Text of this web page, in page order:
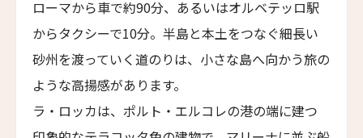
サンタ・ボカ
Santa Boka
ホテル・ベルクレア
Hotel Belleclaire
パークホテル・エーゲルナー・ヘーフェ
ローマから車で約90分、あるいはオルベテッロ駅
からタクシーで10分。半島と本土をつなぐ細長い
砂州を渡っていく道のりは、小さな島へ向かう旅の
ような高揚感があります。
ラ・ロッカは、ポルト・エルコレの港の端に建つ